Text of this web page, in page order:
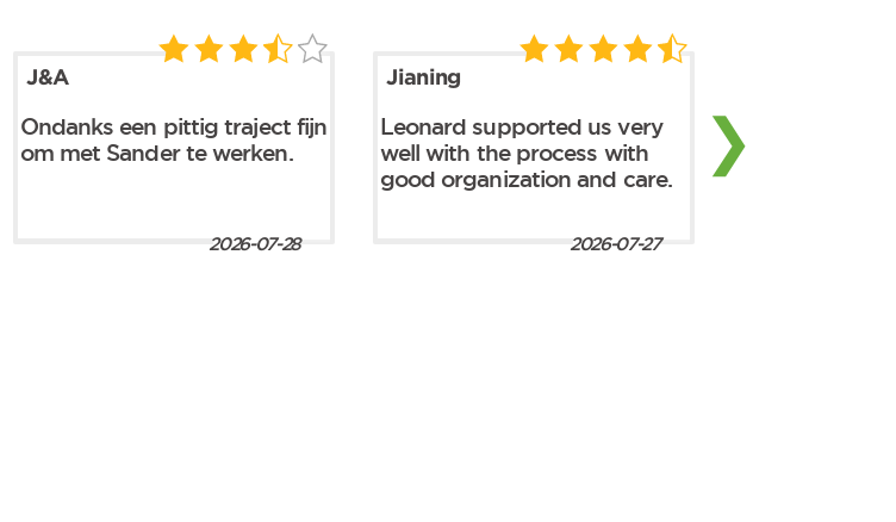
J&A
Ondanks een pittig traject fijn
om met Sander te werken.
2026-07-28
Jianing
Leonard supported us very
well with the process with
good organization and care.
2026-07-27
❯